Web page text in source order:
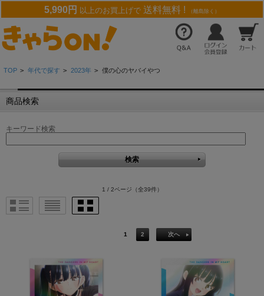
5,990円 以上のお買上げで 送料無料 ! （離島除く）
TOP > 年代で探す > 2023年 > 僕の心のヤバイやつ
商品検索
キーワード検索
1 / 2ページ （全39件）
1 2 次へ